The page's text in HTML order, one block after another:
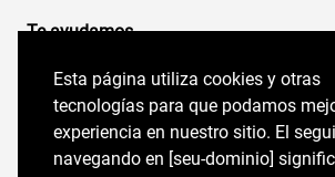
Esta página utiliza cookies y otras
tecnologías para que podamos
experiencia en nuestro sitio. El
navegando en perryellis.cl significa
Esta página utiliza cookies y otras
tecnologías para que podamos
experiencia en nuestro sitio. El
navegando en [seu-dominio]
Te ayudamos
Medios de pago
Contáctanos